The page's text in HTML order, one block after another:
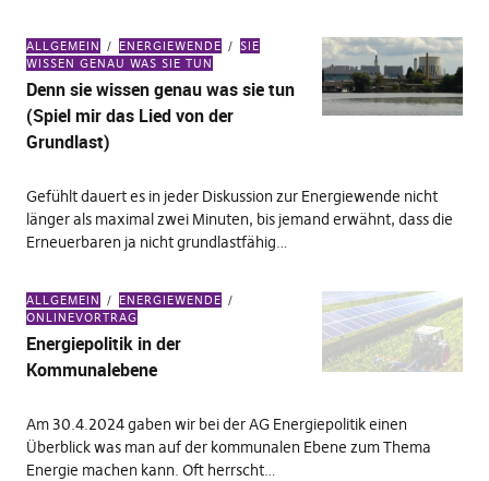
ALLGEMEIN ENERGIEWENDE
SIE
WISSEN GENAU WAS SIE TUN
Denn sie wissen genau was sie tun
(Spiel mir das Lied von der
Grundlast)
Gefühlt dauert es in jeder Diskussion zur Energiewende nicht
länger als maximal zwei Minuten, bis jemand erwähnt, dass die
Erneuerbaren ja nicht grundlastfähig…
ALLGEMEIN
ENERGIEWENDE
ONLINEVORTRAG
Energiepolitik in der
Kommunalebene
Am 30.4.2024 gaben wir bei der AG Energiepolitik einen
Überblick was man auf der kommunalen Ebene zum Thema
Energie machen kann. Oft herrscht…